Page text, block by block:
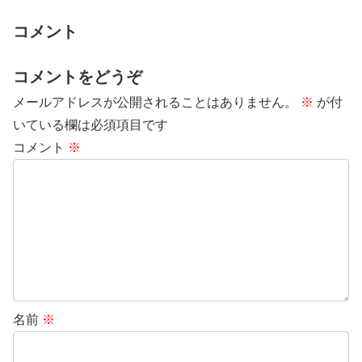
コメント
コメントをどうぞ
メールアドレスが公開されることはありません。 ※ が付
いている欄は必須項目です
コメント ※
名前 ※